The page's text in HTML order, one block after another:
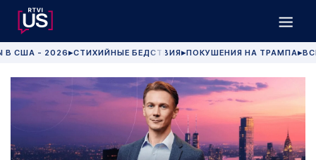
В США - 2026 ▶СТИХИЙНЫЕ БЕДСТВИЯ▶ПОКУШЕНИЯ НА ТРАМПА▶